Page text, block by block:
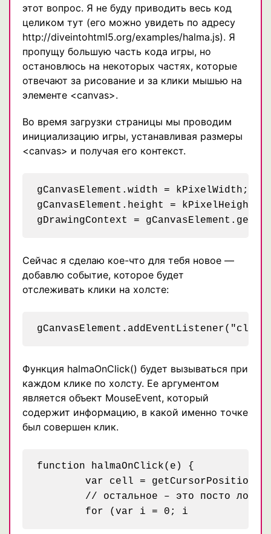
этот вопрос. Я не буду приводить весь код
целиком тут (его можно увидеть по адресу
http://diveintohtml5.org/examples/halma.js). Я
пропущу большую часть кода игры, но
остановлюсь на некоторых частях, которые
отвечают за рисование и за клики мышью на
элементе <canvas>.
Во время загрузки страницы мы проводим
инициализацию игры, устанавливая размеры
<canvas> и получая его контекст.
gCanvasElement.width = kPixelWidth;
gCanvasElement.height = kPixelHeight;
Сейчас я сделаю кое-что для тебя новое —
добавлю событие, которое будет
отслеживать клики на холсте:
Функция halmaOnClick() будет вызываться при
каждом клике по холсту. Ее аргументом
является объект MouseEvent, который
содержит информацию, в какой именно точке
был совершен клик.
function halmaOnClick(e) {